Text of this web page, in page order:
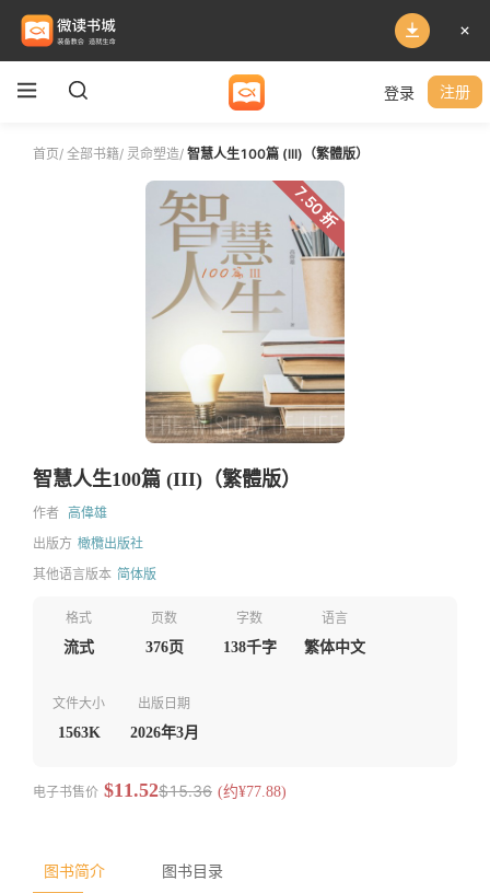
登录 注册
首页/ 全部书籍/ 灵命塑造/ 智慧人生100篇 (III)（繁體版）
7.50 折
智慧人生100篇 (III)（繁體版）
作者 高偉雄
出版方 橄欖出版社
其他语言版本 简体版
格式
流式
页数
376页
字数
138千字
语言
繁体中文
文件大小
1563K
出版日期
2026年3月
电子书售价 $11.52$15.36 (约¥77.88)
图书简介 图书目录